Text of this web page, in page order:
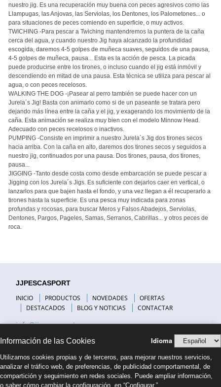
nuestro jig. Es una recuperación muy buena con peces agresivos como las
Llampugas, las Anjovas, las Serviolas, los Dentones, los Palometones... o
para situaciones de peces comiendo en superficie, o muy activos.
TWICHING -Para pescar a Twiching mantendremos la puntera de la caña
cerca del agua, y cuando nuestro Jig haya alcanzado la profundidad
escogida, daremos 4-5 golpes de muñeca suaves, seguidos de una pausa,
4-5 golpes de muñeca, pausa... Esta es la acción de pesca. La picada
puede producirse entre los tirones, o incluso cuando el jig está inmóvil y
descendiendo en mitad de una pausa. Esta técnica se utiliza para pescar al
agua, o con peces recelosos.
WALKING THE DOG -¡Pasear al perro también se puede hacer con un
Jurela´s Jig! Basta con animarlo como si de un paseante se tratara pero
dejando más línea entre la caña y el jig, y exagerando los movimiento de la
caña. Esta animación se realiza muy bien con el modelo Minnow Head.
Adecuado con peces recelosos o inactivos.
PUMPING -Consiste en imprimir a nuestro Jurela´s Jig dos tirones secos
hacia arriba. Con la caña en alto, daremos dos tirones secos y seguidos a
nuestro jig, continuados por una pausa. Dos tirones, pausa, dos tirones,
pausa...
JIGGING -Tanto desde costa como desde embarcación se puede pescar a
Jigging con los Jurela´s Jigs. Es suficiente con dejarlos caer en vertical, o
lanzarlos para que bajen hasta el fondo, y una vez llegan a él recuperarlo a
tirones hasta la superficie. Es una pesca muy indicada para zonas
profundas y rocosas, para buscar Meros y Falsos Abadejos, Serviolas,
Dentones, Pargos, Pageles, Samas, Serranos, Cabrillas... y otros peces de
roca.
JJPESCASPORT
INICIO PRODUCTOS NOVEDADES
OFERTAS
DESTACADOS
BLOG Y NOTICIAS CONTACTAR
info@jjpescasport.com
VISITANOS
PREGUNTAS FRECUENTES
COMPAÑÍAS DE TRANSPORTE
Información de las Cookies Idioma
Utilizamos cookies propias y de terceros, para mejorar nuestros servicios,
analizar el tráfico web, de preferencias, de publicidad comportamental, de
compartición y seguimiento en redes sociales. Puede ampliar información,
o saber cómo cambiar la configuración, en “Configurar.”